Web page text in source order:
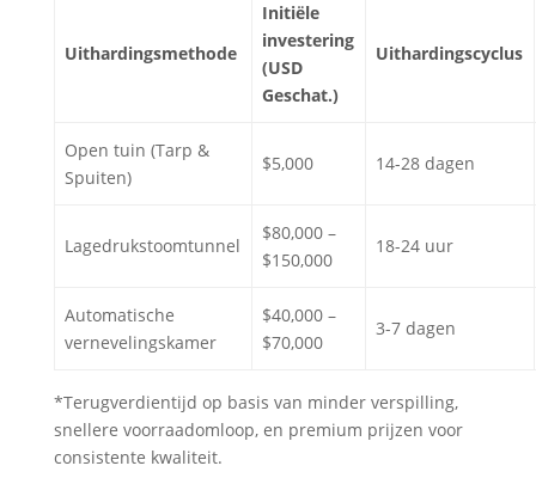
Uithardingsmethode
Initiële
investering
(USD
Geschat.)
Uithardingscyclus
Open tuin (Tarp &
Spuiten)
$5,000 14-28 dagen
Lagedrukstoomtunnel
$80,000 –
$150,000
18-24 uur
Automatische
vernevelingskamer
$40,000 –
$70,000
3-7 dagen
*Terugverdientijd op basis van minder verspilling,
snellere voorraadomloop, en premium prijzen voor
consistente kwaliteit.